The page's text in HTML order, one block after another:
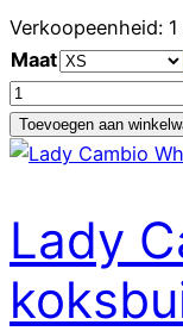
Verkoopeenheid:
Maat
Cambio
White
koksbuis
Toevoegen aan
Lady